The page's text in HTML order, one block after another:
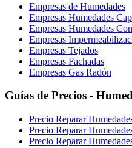
Empresas de Humedades
Empresas Humedades
Empresas Humedades
Empresas
Empresas Tejados
Empresas Fachadas
Empresas Gas Radón
Guías de Precios -
Precio Reparar
Precio Reparar
Precio Reparar